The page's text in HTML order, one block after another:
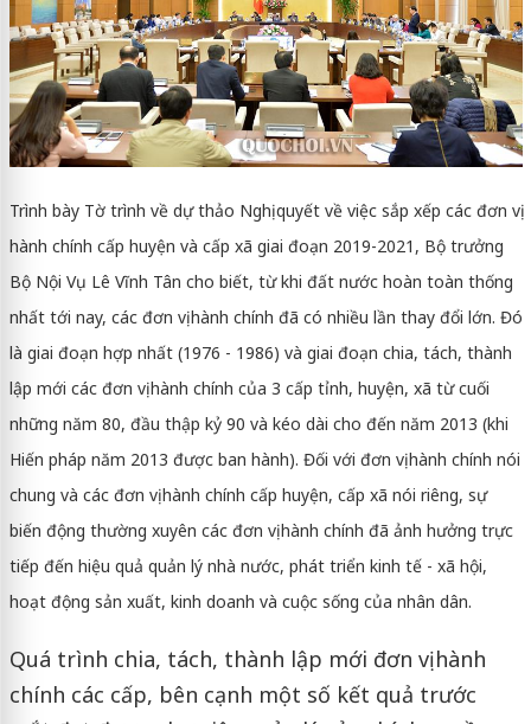
Trình bày Tờ trình về dự thảo Nghị quyết về việc sắp xếp các đơn vị
hành chính cấp huyện và cấp xã giai đoạn 2019-2021, Bộ trưởng
Bộ Nội Vụ Lê Vĩnh Tân cho biết, từ khi đất nước hoàn toàn thống
nhất tới nay, các đơn vị hành chính đã có nhiều lần thay đổi lớn. Đó
là giai đoạn hợp nhất (1976 - 1986) và giai đoạn chia, tách, thành
lập mới các đơn vị hành chính của 3 cấp tỉnh, huyện, xã từ cuối
những năm 80, đầu thập kỷ 90 và kéo dài cho đến năm 2013 (khi
Hiến pháp năm 2013 được ban hành). Đối với đơn vị hành chính nói
chung và các đơn vị hành chính cấp huyện, cấp xã nói riêng, sự
biến động thường xuyên các đơn vị hành chính đã ảnh hưởng trực
tiếp đến hiệu quả quản lý nhà nước, phát triển kinh tế - xã hội,
hoạt động sản xuất, kinh doanh và cuộc sống của nhân dân.
Quá trình chia, tách, thành lập mới đơn vị hành
chính các cấp, bên cạnh một số kết quả trước